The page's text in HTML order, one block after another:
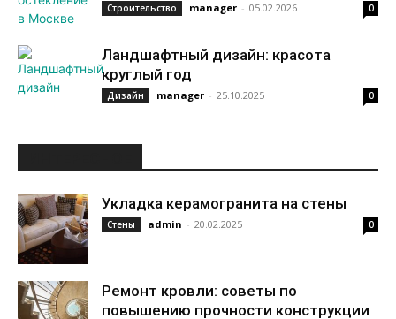
Строительство manager - 05.02.2026 0
Ландшафтный дизайн: красота
круглый год
Дизайн manager - 25.10.2025 0
Укладка керамогранита на стены
Стены admin - 20.02.2025 0
Ремонт кровли: советы по
повышению прочности конструкции